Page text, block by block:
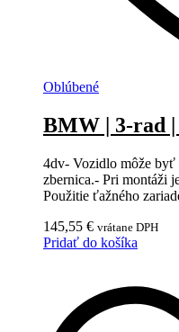
Oblúbené
BMW | 3-rad |
4dv- Vozidlo môže byť
zbernica.- Pri montáži
Použitie ťažného
145,55 € vrátane DPH
Pridať do košíka